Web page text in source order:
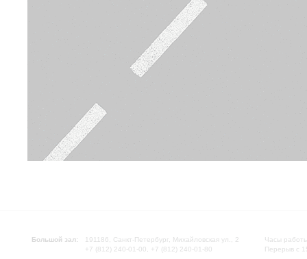
Большой зал:
191186, Санкт-Петербург, Михайловская ул., 2
+7 (812) 240-01-00, +7 (812) 240-01-80
Часы
Перерыв с